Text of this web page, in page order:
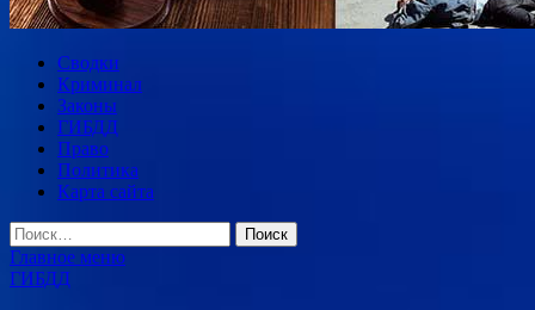
Сводки
Криминал
Законы
ГИБДД
Право
Политика
Карта сайта
Найти:
Главное меню
ГИБДД